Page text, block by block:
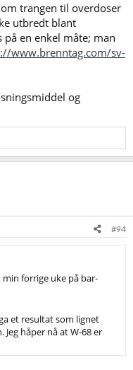
trangen til overdoser
utbredt blant
en enkel måte; man
www.brenntag.com/sv-
og
#94
forrige uke på bar-
et resultat som lignet
håper nå at W-68 er